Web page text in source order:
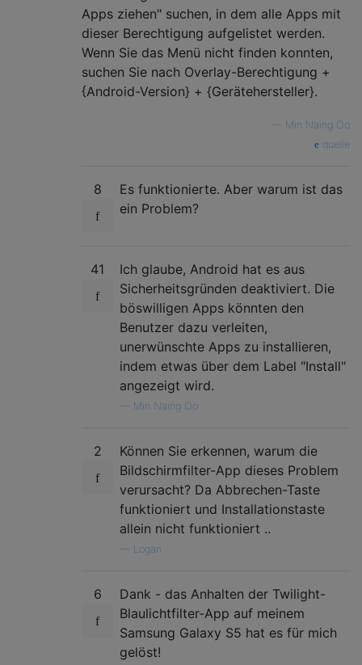
Apps ziehen" suchen, in dem alle Apps mit
dieser Berechtigung aufgelistet werden.
Wenn Sie das Menü nicht finden konnten,
suchen Sie nach Overlay-Berechtigung +
{Android-Version} + {Gerätehersteller}.
Min Naing Oo
quelle
8
Es funktionierte. Aber warum ist das
ein Problem?
41
Ich glaube, Android hat es aus
Sicherheitsgründen deaktiviert. Die
böswilligen Apps könnten den
Benutzer dazu verleiten,
unerwünschte Apps zu installieren,
indem etwas über dem Label "Install"
angezeigt wird.
Min Naing Oo
2
Können Sie erkennen, warum die
Bildschirmfilter-App dieses Problem
verursacht? Da Abbrechen-Taste
funktioniert und Installationstaste
allein nicht funktioniert ..
Logan
6
Dank - das Anhalten der Twilight-
Blaulichtfilter-App auf meinem
Samsung Galaxy S5 hat es für mich
gelöst!